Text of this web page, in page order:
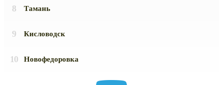
Тамань
Кисловодск
Новофедоровка